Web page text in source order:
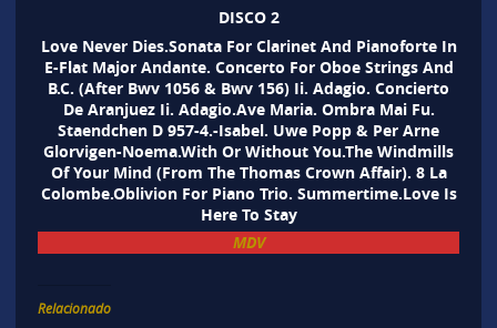
DISCO 2
Love Never Dies.Sonata For Clarinet And Pianoforte In
E-Flat Major Andante. Concerto For Oboe Strings And
B.C. (After Bwv 1056 & Bwv 156) Ii. Adagio. Concierto
De Aranjuez Ii. Adagio.Ave Maria. Ombra Mai Fu.
Staendchen D 957-4.-Isabel. Uwe Popp & Per Arne
Glorvigen-Noema.With Or Without You.The Windmills
Of Your Mind (From The Thomas Crown Affair). 8 La
Colombe.Oblivion For Piano Trio. Summertime.Love Is
Here To Stay
MDV
Relacionado